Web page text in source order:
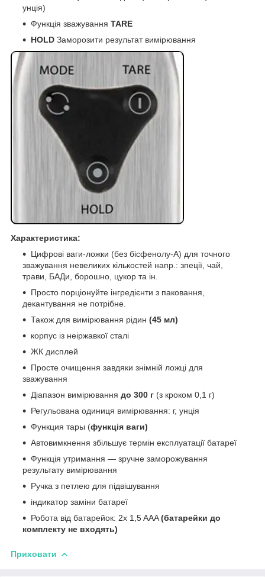
унція)
Функція зважування TARE
HOLD Заморозити результат вимірювання
Характеристика:
Цифрові ваги-ложки (без бісфенолу-А) для точного
зважування невеликих кількостей напр.: зпеції, чай,
трави, БАДи, борошно, цукор та ін.
Просто порціонуйте інгредієнти з паковання,
декантування не потрібне.
Також для вимірювання рідин (45 мл)
корпус із неіржавкої сталі
ЖК дисплей
Просте очищення завдяки знімній ложці для
зважування
Діапазон вимірювання до 300 г (з кроком 0,1 г)
Регульована одиниця вимірювання: г, унція
Функция тары (функція ваги)
Автовимкнення збільшує термін експлуатації батареї
Функція утримання — зручне заморожування
результату вимірювання
Ручка з петлею для підвішування
індикатор заміни батареї
Робота від батарейок: 2x 1,5 AAA(батарейки до
комплекту не входять)
Приховати